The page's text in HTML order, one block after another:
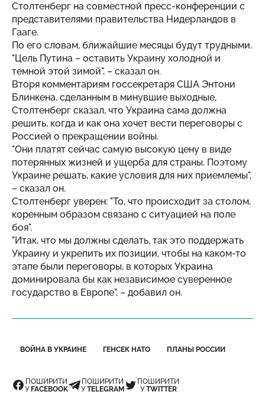
Столтенберг на совместной пресс-конференции с
представителями правительства Нидерландов в
Гааге.
По его словам, ближайшие месяцы будут трудными.
"Цель Путина – оставить Украину холодной и
темной этой зимой", – сказал он.
Вторя комментариям госсекретаря США Энтони
Блинкена, сделанным в минувшие выходные,
Столтенберг сказал, что Украина сама должна
решить, когда и как она хочет вести переговоры с
Россией о прекращении войны.
"Они платят сейчас самую высокую цену в виде
потерянных жизней и ущерба для страны. Поэтому
Украине решать, какие условия для них приемлемы",
– сказал он.
Столтенберг уверен: "То, что происходит за столом,
коренным образом связано с ситуацией на поле
боя".
"Итак, что мы должны сделать, так это поддержать
Украину и укрепить их позиции, чтобы на каком-то
этапе были переговоры, в которых Украина
доминировала бы как независимое суверенное
государство в Европе", – добавил он.
ВОЙНА В УКРАИНЕ ГЕНСЕК НАТО ПЛАНЫ РОССИИ
ПОШИРИТИ
У FACEBOOK
ПОШИРИТИ
УTELEGRAM
ПОШИРИТИ
УTWITTER